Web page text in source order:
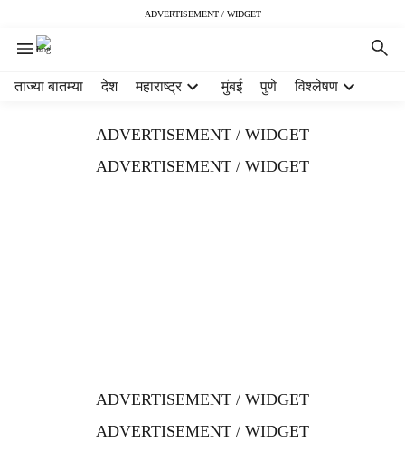
ADVERTISEMENT / WIDGET
ताज्या बातम्या देश महाराष्ट्र मुंबई पुणे विश्लेषण
ADVERTISEMENT / WIDGET
ADVERTISEMENT / WIDGET
ADVERTISEMENT / WIDGET
ADVERTISEMENT / WIDGET